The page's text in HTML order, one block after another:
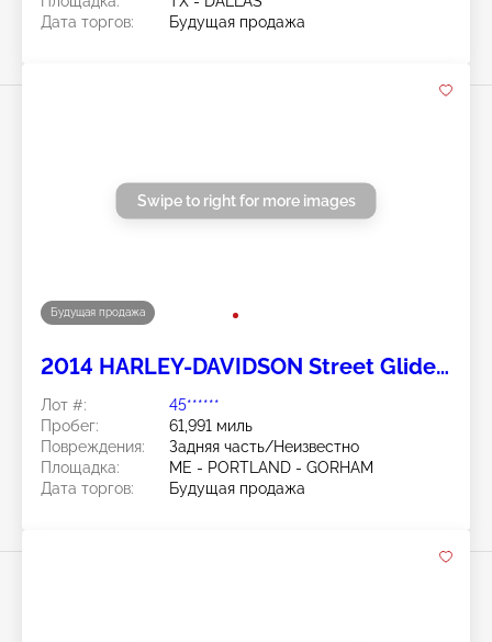
Дата торгов:
Будущая продажа
Будущая продажа
Swipe to right for more images
2014 HARLEY-DAVIDSON Street Glide
Лот #:
45******
Пробег:
61,991 миль
Повреждения:
Задняя часть/Неизвестно
Площадка:
ME - PORTLAND - GORHAM
Дата торгов:
Будущая продажа